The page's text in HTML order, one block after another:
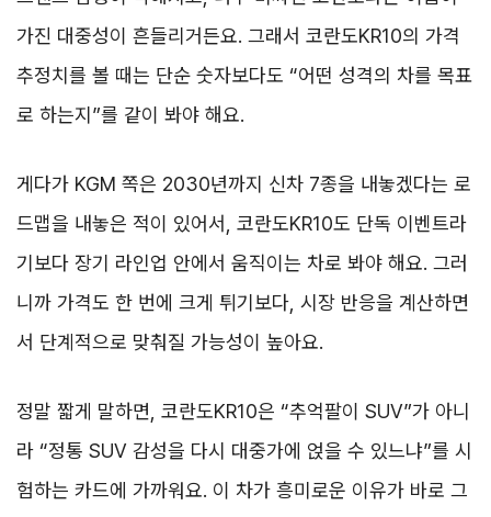
가진 대중성이 흔들리거든요. 그래서 코란도KR10의 가격
추정치를 볼 때는 단순 숫자보다도 “어떤 성격의 차를 목표
로 하는지”를 같이 봐야 해요.
게다가 KGM 쪽은 2030년까지 신차 7종을 내놓겠다는 로
드맵을 내놓은 적이 있어서, 코란도KR10도 단독 이벤트라
기보다 장기 라인업 안에서 움직이는 차로 봐야 해요. 그러
니까 가격도 한 번에 크게 튀기보다, 시장 반응을 계산하면
서 단계적으로 맞춰질 가능성이 높아요.
정말 짧게 말하면, 코란도KR10은 “추억팔이 SUV”가 아니
라 “정통 SUV 감성을 다시 대중가에 얹을 수 있느냐”를 시
험하는 카드에 가까워요. 이 차가 흥미로운 이유가 바로 그